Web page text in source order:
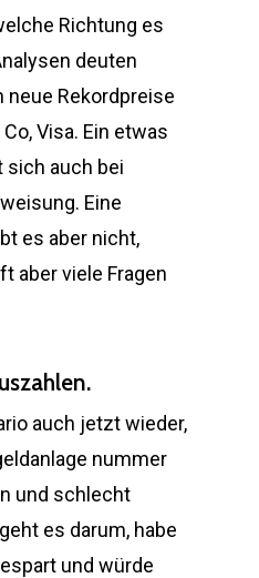
Richtung es
deuten
Rekordpreise
Visa. Ein etwas
sich auch bei
Eine
es aber nicht,
aber viele Fragen
auch jetzt wieder,
nummer
und schlecht
es darum, habe
und würde